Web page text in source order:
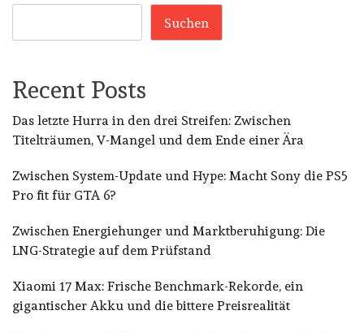
Suchen
Recent Posts
Das letzte Hurra in den drei Streifen: Zwischen
Titelträumen, V-Mangel und dem Ende einer Ära
Zwischen System-Update und Hype: Macht Sony die PS5
Pro fit für GTA 6?
Zwischen Energiehunger und Marktberuhigung: Die
LNG-Strategie auf dem Prüfstand
Xiaomi 17 Max: Frische Benchmark-Rekorde, ein
gigantischer Akku und die bittere Preisrealität